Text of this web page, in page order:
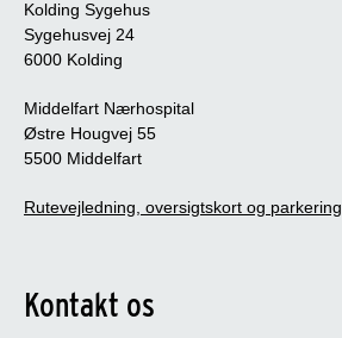
Kolding Sygehus
Sygehusvej 24
6000 Kolding
Middelfart Nærhospital
Østre Hougvej 55
5500 Middelfart
Rutevejledning, oversigtskort og parkering
Kontakt os